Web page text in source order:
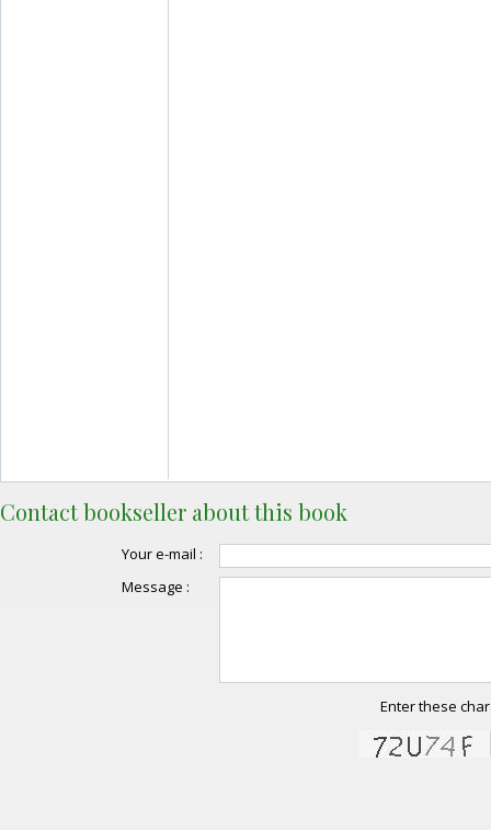
Contact bookseller about this book
Your e-mail :
Message :
Enter these